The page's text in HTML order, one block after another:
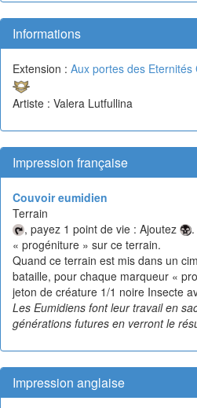
Informations
Extension : Aux portes des Eternités
Artiste : Valera Lutfullina
Impression française
Couvoir eumidien
Terrain
, payez 1 point de vie : Ajoutez
« progéniture » sur ce terrain.
Quand ce terrain est mis dans un
bataille, pour chaque marqueur «
jeton de créature 1/1 noire Insecte
Les Eumidiens font leur travail en
générations futures en verront le
Impression anglaise